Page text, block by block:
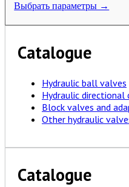
Выбрать параметры →
Catalogue
Hydraulic ball valves
Hydraulic
Block valves and
Other hydraulic
Catalogue